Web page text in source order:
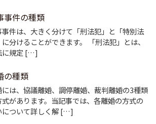
事件の種類
事件は、大きく分けて「刑法犯」と「特別法
分けることができます。 「刑法犯」とは、
に規定 […]
の種類
には、協議離婚、調停離婚、裁判離婚の3種類
式があります。当記事では、各離婚の方式の
について詳しく解 […]